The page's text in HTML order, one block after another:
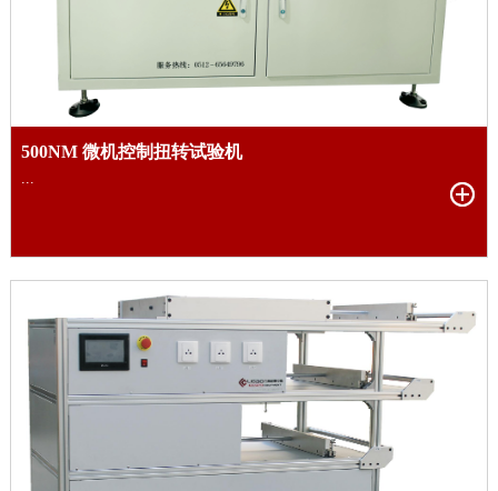
500NM 微机控制扭转试验机
...